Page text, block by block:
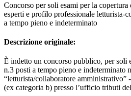
Concorso per soli esami per la
esperti e profilo professionale letturista-
a tempo pieno e indeterminato
Descrizione originale:
È indetto un concorso pubblico, per soli
n.3 posti a tempo pieno e indeterminato
“letturista/collaboratore amministrativo”
(ex categoria b) presso l’ufficio tributi